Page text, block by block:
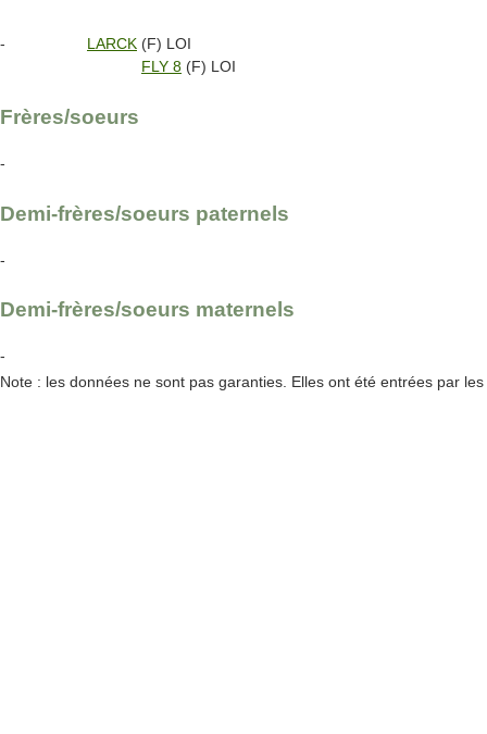
- LARCK (F) LOI
FLY 8 (F) LOI
Frères/soeurs
-
Demi-frères/soeurs paternels
-
Demi-frères/soeurs maternels
-
Note : les données ne sont pas garanties. Elles ont été entrées par